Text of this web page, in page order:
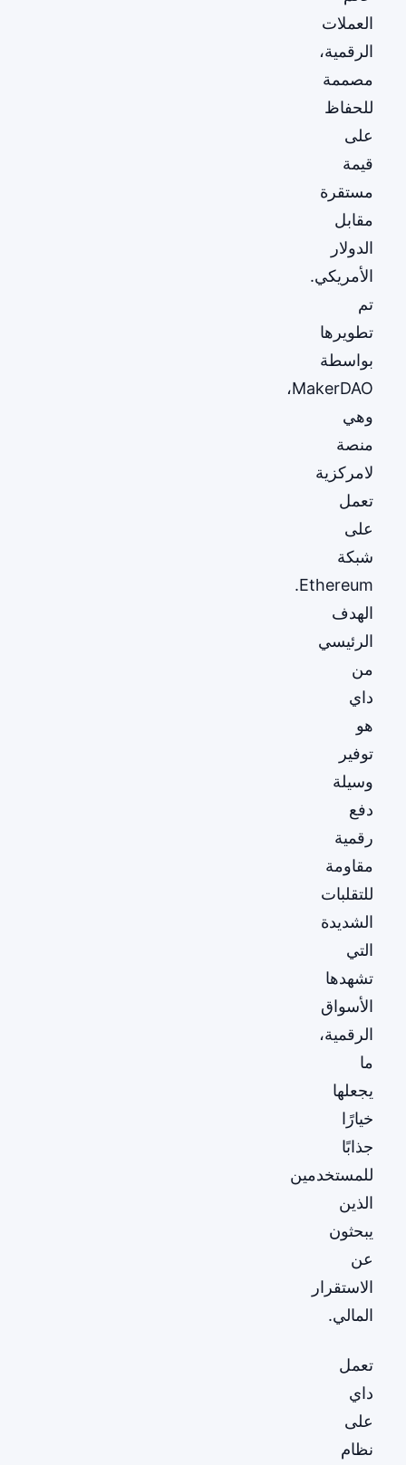
العملات
الرقمية،
مصممة
للحفاظ
على
قيمة
مستقرة
مقابل
الدولار
الأمريكي.
تم
تطويرها
بواسطة
MakerDAO،
وهي
منصة
لامركزية
تعمل
على
شبكة
Ethereum.
الهدف
الرئيسي
من
داي
هو
توفير
وسيلة
دفع
رقمية
مقاومة
للتقلبات
الشديدة
التي
تشهدها
الأسواق
الرقمية،
ما
يجعلها
خيارًا
جذابًا
للمستخدمين
الذين
يبحثون
عن
الاستقرار
المالي.
تعمل
داي
على
نظام